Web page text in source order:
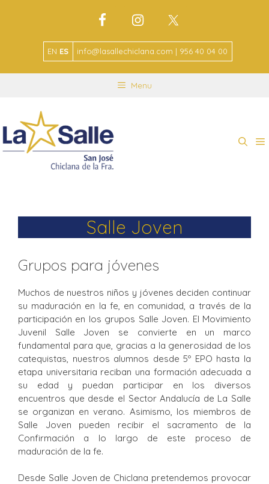
EN ES info@lasallechiclana.com | 956 40 04 00
Menu
Salle Joven
Grupos para jóvenes
Muchos de nuestros niños y jóvenes deciden continuar
su maduración en la fe, en comunidad, a través de la
participación en los grupos Salle Joven. El Movimiento
Juvenil Salle Joven se convierte en un marco
fundamental para que, gracias a la generosidad de los
catequistas, nuestros alumnos desde 5º EPO hasta la
etapa universitaria reciban una formación adecuada a
su edad y puedan participar en los diversos
encuentros que desde el Sector Andalucía de La Salle
se organizan en verano. Asimismo, los miembros de
Salle Joven pueden recibir el sacramento de la
Confirmación a lo largo de este proceso de
maduración de la fe.
Desde Salle Joven de Chiclana pretendemos provocar